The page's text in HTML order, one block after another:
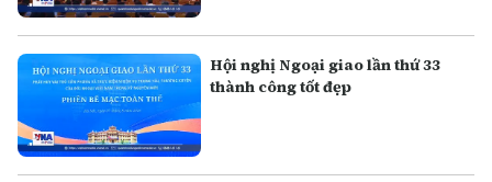
Hội nghị Ngoại giao lần thứ 33
thành công tốt đẹp